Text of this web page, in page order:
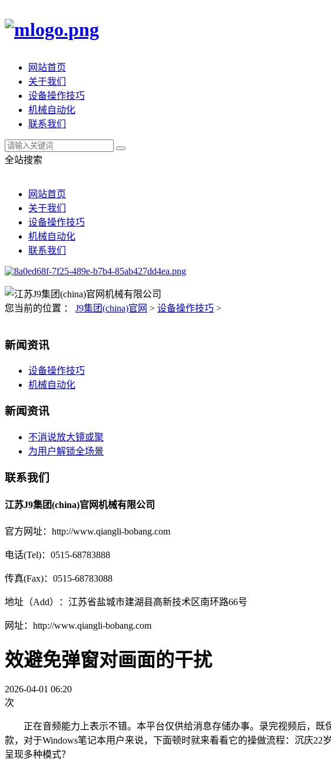
网站首页
关于我们
设备操作技巧
机械自动化
联系我们
全站搜索
网站首页
关于我们
设备操作技巧
机械自动化
联系我们
您当前的位置 ： J9集团(china)官网 > 设备操作技巧 >
新闻资讯
设备操作技巧
机械自动化
新闻资讯
不消说放大镜或聚
为用户解锁全场景
联系我们
江苏J9集团(china)官网机械有限公司
官方网址：http://www.qiangli-bobang.com
电话(Tel)：0515-68783888
传真(Fax)：0515-68783088
地址（Add）：江苏省盐城市建湖县高新技术区南环路66号
网址：http://www.qiangli-bobang.com
效避免弹窗对画面的干扰
2026-04-01 06:20
次
正在音频能力上表示不错。本平台仅供给消息存储办事。录完视频后，既
款，对于Windows笔记本用户来说，下面顿时就来看看它的操做流程：沉庆
呈现多种模式？